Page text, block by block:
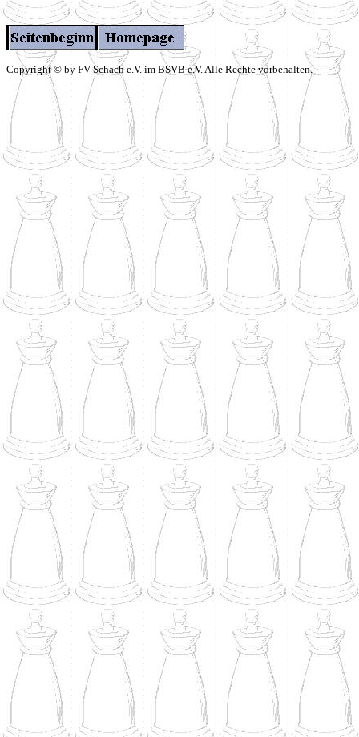
Copyright © by FV Schach e.V. im BSVB e.V. Alle Rechte vorbehalten.